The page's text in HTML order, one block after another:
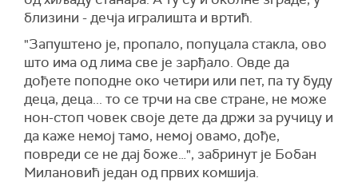
близини - дечја игралишта и вртић.
"Запуштено је, пропало, попуцала стакла, ово
што има од лима све је зарђало. Овде да
дођете поподне око четири или пет, па ту буду
деца, деца... то се трчи на све стране, не може
нон-стоп човек своје дете да држи за ручицу и
да каже немој тамо, немој овамо, дође,
повреди се не дај боже…", забринут је Бобан
Милановић један од првих комшија.